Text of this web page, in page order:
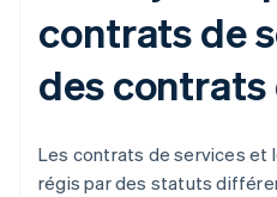
contrats de
des contrats
Les contrats de services et
régis par des statuts